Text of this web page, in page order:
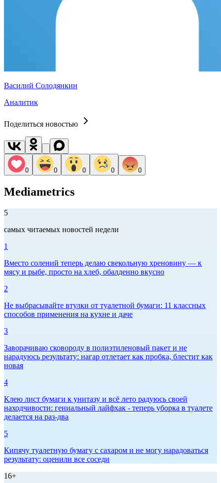
Василий Солодянкин
Аналитик
Поделиться новостью
0 0 0 0 0
Mediametrics
5
самых читаемых новостей недели
1
Вместо солений теперь делаю свекольную хреновину — к
мясу и рыбе, просто на хлеб, обалденно вкусно
2
Не выбрасывайте втулки от туалетной бумаги: 11 классных
способов применения на кухне и даче
3
Заворачиваю сковороду в полиэтиленовый пакет и не
нарадуюсь результату: нагар отлетает как пробка, блестит как
новая
4
Клею лист бумаги к унитазу и всё лето радуюсь своей
находчивости: гениальный лайфхак - теперь уборка в туалете
делается на раз-два
5
Кипячу туалетную бумагу с сахаром и не могу нарадоваться
результату: оценили все соседи
16+